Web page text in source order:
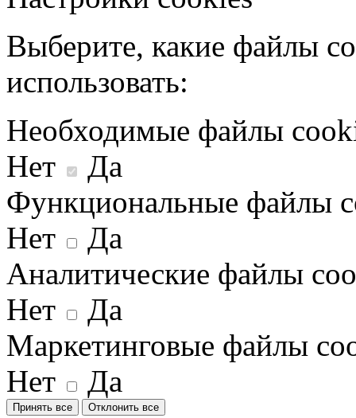
Выберите, какие файлы
использовать:
Необходимые файлы
Нет
Да
Функциональные файлы
Нет
Да
Аналитические файлы
Нет
Да
Маркетинговые файлы
Нет
Да
Принять все Отклонить все